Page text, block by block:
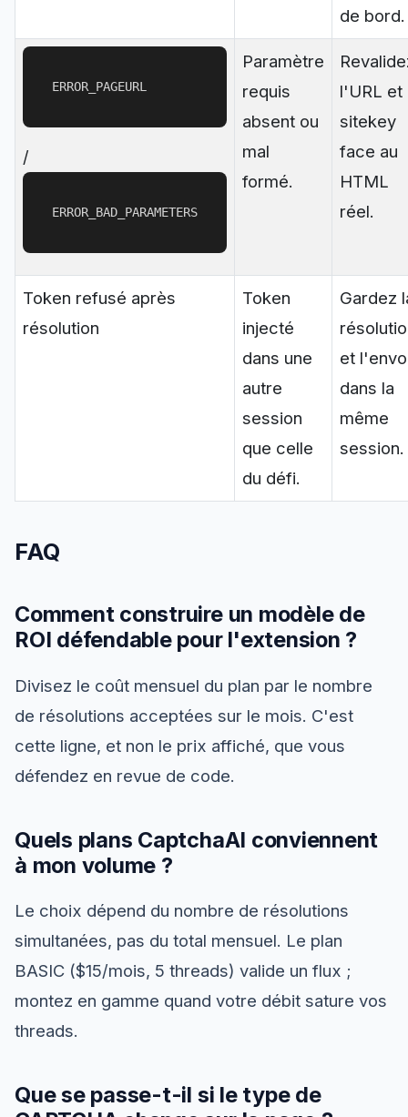
de bord.
ERROR_PAGEURL
/
ERROR_BAD_PARAMETERS
Paramètre
requis
absent ou
mal
formé.
l'URL et
sitekey
face au
HTML
réel.
Token refusé après
résolution
Token
injecté
dans une
autre
session
que celle
du défi.
Gardez
et
dans la
même
session.
FAQ
Comment construire un modèle de
ROI défendable pour l'extension ?
Divisez le coût mensuel du plan par le nombre
de résolutions acceptées sur le mois. C'est
cette ligne, et non le prix affiché, que vous
défendez en revue de code.
Quels plans CaptchaAI conviennent
à mon volume ?
Le choix dépend du nombre de résolutions
simultanées, pas du total mensuel. Le plan
BASIC ($15/mois, 5 threads) valide un flux ;
montez en gamme quand votre débit sature vos
threads.
Que se passe-t-il si le type de